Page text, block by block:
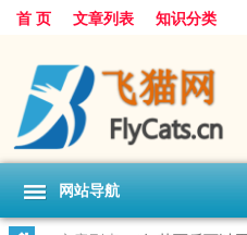
首 页 文章列表 知识分类
网站导航